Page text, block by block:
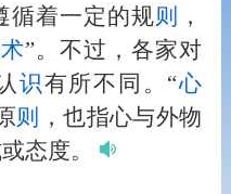
循着一定的规则
，
”。不过，各家对
识有所不同。“心
则
，也指心与外物
态度。